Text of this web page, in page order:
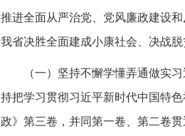
推进全面从严治党、党风廉政建设
我省决胜全面建成小康社会、决战
（一）坚持不懈学懂弄通做实
持把学习贯彻习近平新时代中国特
政》第三卷，并同第一卷、第二卷